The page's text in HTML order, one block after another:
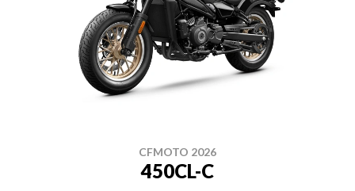
CFMOTO 2026
450CL-C